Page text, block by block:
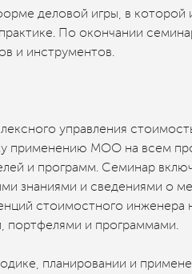
деловой игры, в
По окончании
и инструментов.
управления
применению МОО на всем
и программ. Семинар
знаниями и сведениями о
стоимостного инженера
портфелями и программами.
планировании и